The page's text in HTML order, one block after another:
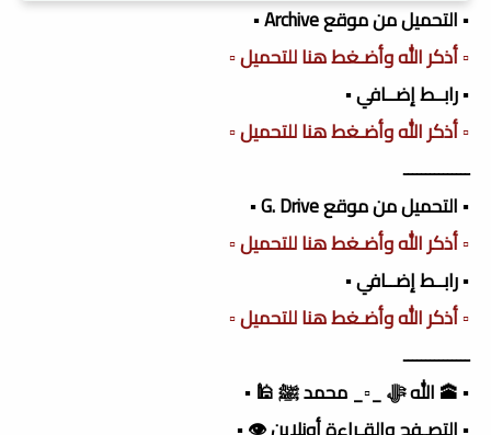
▪️ التحميل من موقع Archive ▪️
▫️ أذكر الله وأضـغط هنا للتحميل ▫️
▪️ رابــط إضــافي ▪️
▫️ أذكر الله وأضـغط هنا للتحميل ▫️
ـــــــــــــــ
▪️ التحميل من موقع G. Drive ▪️
▫️ أذكر الله وأضـغط هنا للتحميل ▫️
▪️ رابــط إضــافي ▪️
▫️ أذكر الله وأضـغط هنا للتحميل ▫️
ـــــــــــــــ
▪️ 🕋 الله ﷻ _▫️_ محمد ﷺ 🕌 ▪️